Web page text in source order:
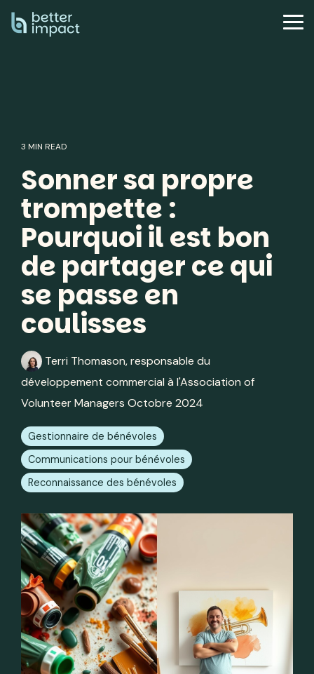
the
3 MIN READ
Sonner sa propre
trompette :
Pourquoi il est bon
de partager ce qui
se passe en
coulisses
Terri Thomason, responsable du
développement commercial à l'Association of
Volunteer Managers Octobre 2024
Gestionnaire de bénévoles
Communications pour bénévoles
Reconnaissance des bénévoles